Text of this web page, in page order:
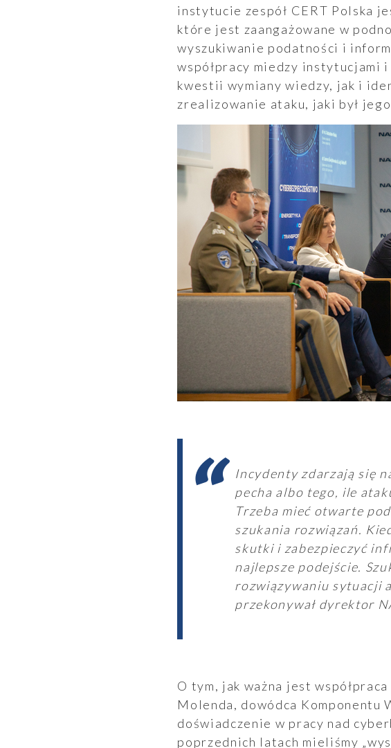
Aktualności
instytucie zespół CERT Polska
które jest zaangażowane w
wyszukiwanie podatności i
współpracy miedzy instytucjami
kwestii wymiany wiedzy, jak i
zrealizowanie ataku, jaki był
Incydenty zdarzają się
pecha albo tego, ile
Trzeba mieć otwarte
szukania rozwiązań.
skutki i zabezpieczyć
najlepsze podejście.
rozwiązywaniu sytuacji
przekonywał dyrektor
O tym, jak ważna jest
Molenda, dowódca
doświadczenie w pracy nad
poprzednich latach mieliśmy